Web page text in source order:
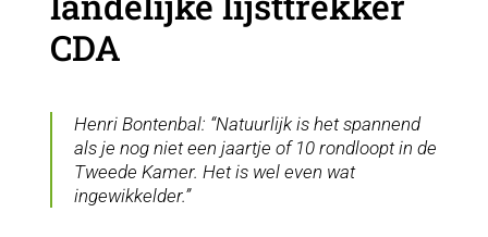
CDA
Henri Bontenbal: “Natuurlijk is het spannend
als je nog niet een jaartje of 10 rondloopt in de
Tweede Kamer. Het is wel even wat
ingewikkelder.”